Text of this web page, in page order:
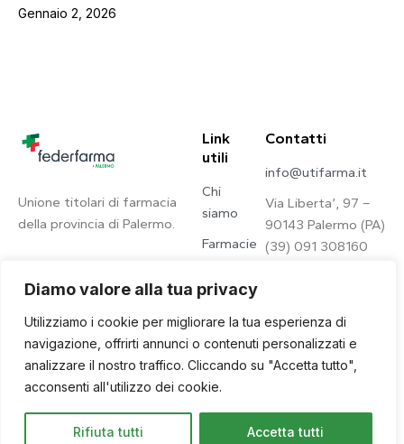
Diamo valore alla tua privacy
Utilizziamo i cookie per migliorare la tua esperienza di
navigazione, offrirti annunci o contenuti personalizzati e
analizzare il nostro traffico. Cliccando su "Accetta tutto",
acconsenti all'utilizzo dei cookie.
Rifiuta tutti Accetta tutti
Gennaio 2, 2026
Unione titolari di farmacia
della provincia di Palermo.
Link
utili
Chi
siamo
Farmacie
Policy
Contatti
info@utifarma.it
Via Liberta’, 97 –
90143 Palermo (PA)
(39) 091 308160
© 2026. © U.Ti.Farma – All
Qwince